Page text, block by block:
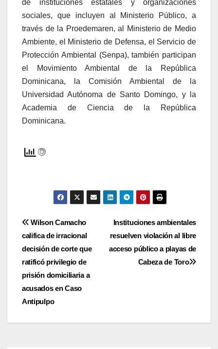
de instituciones estatales y organizaciones
sociales, que incluyen al Ministerio Público, a
través de la Proedemaren, al Ministerio de Medio
Ambiente, el Ministerio de Defensa, el Servicio de
Protección Ambiental (Senpa), también participan
el Movimiento Ambiental de la República
Dominicana, la Comisión Ambiental de la
Universidad Autónoma de Santo Domingo, y la
Academia de Ciencia de la República
Dominicana.
Navegación
de
entradas
Instituciones ambientales
resuelven violación al libre
acceso público a playas de
Cabeza de Toro
Wilson Camacho
califica de irracional
decisión de corte que
ratificó privilegio de
prisión domiciliaria a
acusados en Caso
Antipulpo